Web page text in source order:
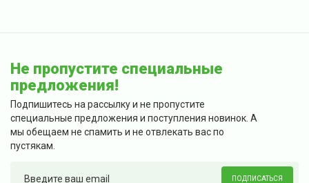
Не пропустите специальные
предложения!
Подпишитесь на рассылку и не пропустите
специальные предложения и поступления новинок. А
мы обещаем не спамить и не отвлекать вас по
пустякам.
ПОДПИСАТЬСЯ